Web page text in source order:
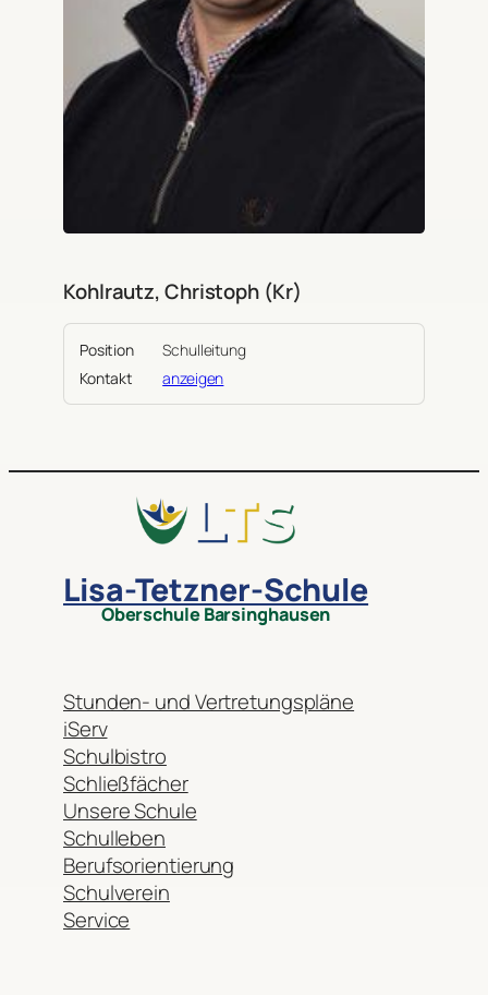
Kohlrautz, Christoph (Kr)
Position
Schulleitung
Kontakt
anzeigen
Lisa-Tetzner-Schule
Oberschule Barsinghausen
Stunden- und Vertretungspläne
iServ
Schulbistro
Schließfächer
Unsere Schule
Schulleben
Berufsorientierung
Schulverein
Service